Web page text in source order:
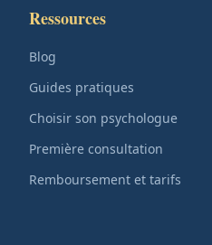
Ressources
Blog
Guides pratiques
Choisir son psychologue
Première consultation
Remboursement et tarifs